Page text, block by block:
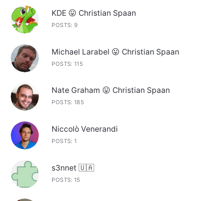
KDE 😛 Christian Spaan
POSTS: 9
Michael Larabel 😛 Christian Spaan
POSTS: 115
Nate Graham 😛 Christian Spaan
POSTS: 185
Niccolò Venerandi
POSTS: 1
s3nnet 🇺🇦
POSTS: 15